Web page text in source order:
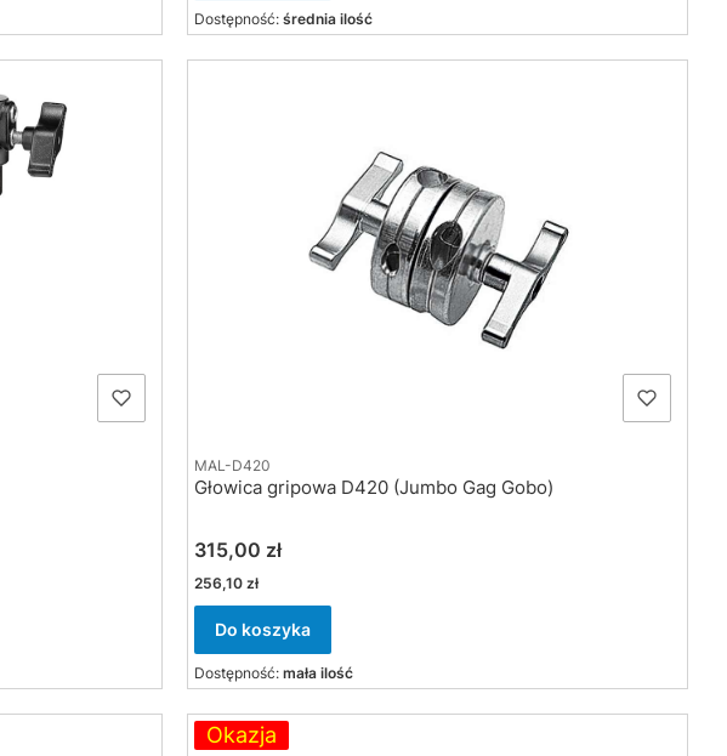
Dostępność: średnia ilość
MAL-D420
Głowica gripowa D420 (Jumbo Gag Gobo)
Cena
315,00 zł
Cena
256,10 zł
Do koszyka
Dostępność: mała ilość
Okazja